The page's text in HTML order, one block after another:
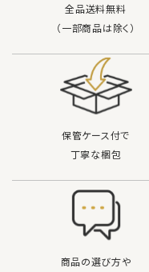
全品送料無料
（一部商品は除く）
保管ケース付で
丁寧な梱包
商品の選び方や